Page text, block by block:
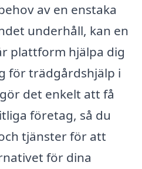
av en enstaka
underhåll, kan en
plattform hjälpa dig
för trädgårdshjälp i
det enkelt att få
företag, så du
tjänster för att
för dina